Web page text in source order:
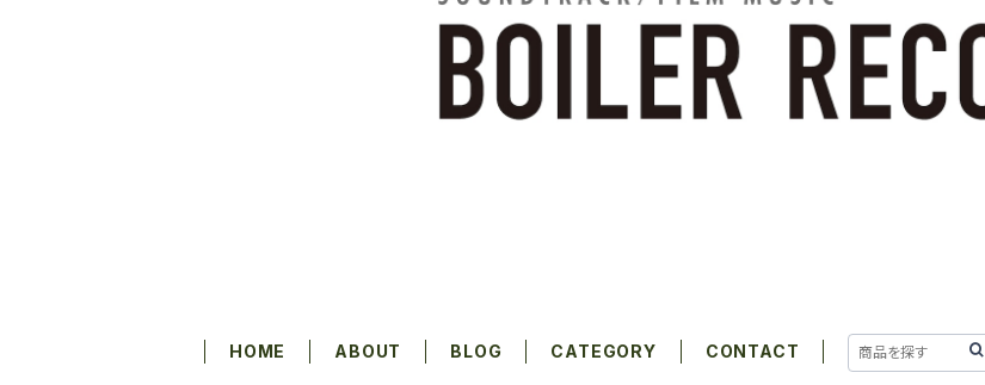
HOME ABOUT BLOG CATEGORY CONTACT